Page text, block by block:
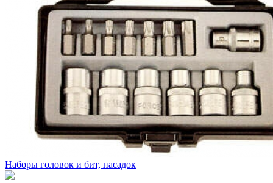
Наборы головок и бит, насадок